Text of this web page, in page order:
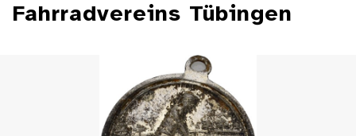
Fahrradvereins Tübingen